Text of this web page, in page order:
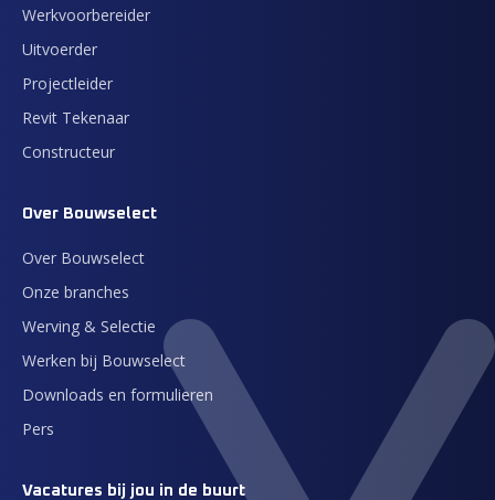
Werkvoorbereider
Uitvoerder
Projectleider
Revit Tekenaar
Constructeur
Over Bouwselect
Over Bouwselect
Onze branches
Werving & Selectie
Werken bij Bouwselect
Downloads en formulieren
Pers
Vacatures bij jou in de buurt